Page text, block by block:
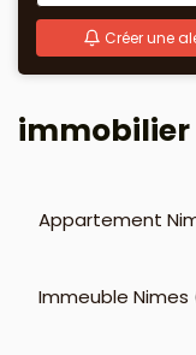
L'agence
Avis
Créer une
immobilier
Appartement
Immeuble Nimes